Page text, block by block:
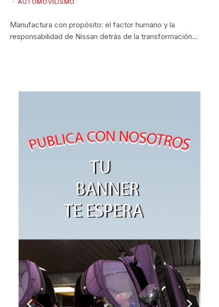
AUTOMOVILISMO
Manufactura con propósito: el factor humano y la
responsabilidad de Nissan detrás de la transformación…